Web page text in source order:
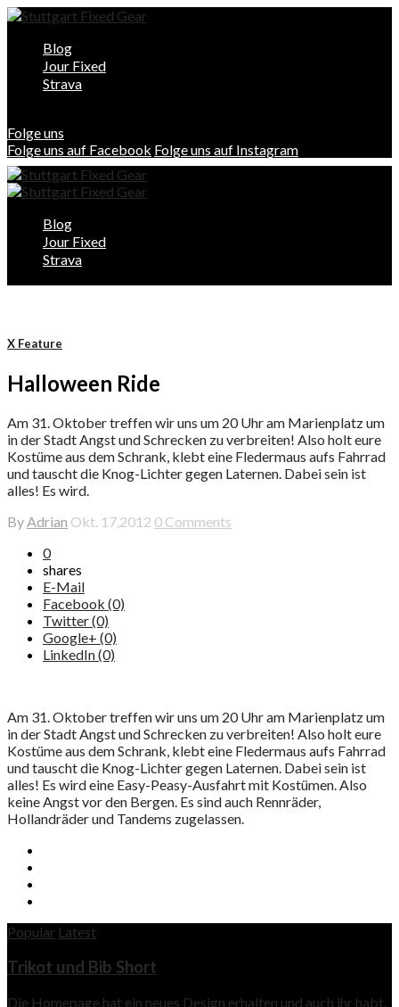
Blog
Jour Fixed
Strava
Folge uns
Folge uns auf Facebook Folge uns auf Instagram
Blog
Jour Fixed
Strava
X Feature
Halloween Ride
Am 31. Oktober treffen wir uns um 20 Uhr am Marienplatz um
in der Stadt Angst und Schrecken zu verbreiten! Also holt eure
Kostüme aus dem Schrank, klebt eine Fledermaus aufs Fahrrad
und tauscht die Knog-Lichter gegen Laternen. Dabei sein ist
alles! Es wird.
ByAdrian Okt. 17,2012 0 Comments
0
shares
E-Mail
Facebook (0)
Twitter (0)
Google+ (0)
LinkedIn (0)
Am 31. Oktober treffen wir uns um 20 Uhr am Marienplatz um
in der Stadt Angst und Schrecken zu verbreiten! Also holt eure
Kostüme aus dem Schrank, klebt eine Fledermaus aufs Fahrrad
und tauscht die Knog-Lichter gegen Laternen. Dabei sein ist
alles! Es wird eine Easy-Peasy-Ausfahrt mit Kostümen. Also
keine Angst vor den Bergen. Es sind auch Rennräder,
Hollandräder und Tandems zugelassen.
Popular Latest
Trikot und Bib Short
Die Homepage hat ein neues Design erhalten und auch ihr habt.